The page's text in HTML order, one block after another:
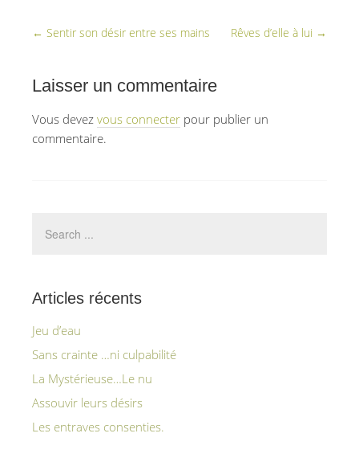
← Sentir son désir entre ses mains Rêves d’elle à lui →
Laisser un commentaire
Vous devez vous connecter pour publier un
commentaire.
Articles récents
Jeu d’eau
Sans crainte …ni culpabilité
La Mystérieuse…Le nu
Assouvir leurs désirs
Les entraves consenties.